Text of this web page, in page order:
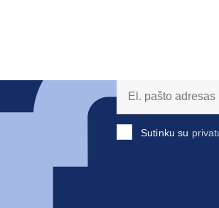
Sutinku su